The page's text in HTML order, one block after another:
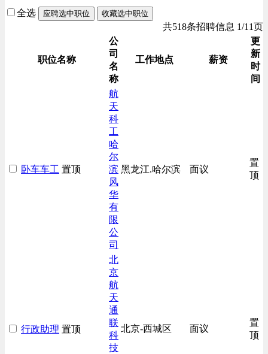
互联网/电子商务/游戏类
建筑装潢/市政建设类
技工/维修类
全选 应聘选中职位 收藏选中职位
共518条招聘信息 1/11页
职位名称
公
司
名
称
工作地点 薪资
更
新
时
间
卧车车工 置顶
航
天
科
工
哈
尔
滨
风
华
有
限
公
司
黑龙江.哈尔滨 面议
置
顶
行政助理 置顶
北
京
航
天
通
联
科
技
北京-西城区 面议
置
顶